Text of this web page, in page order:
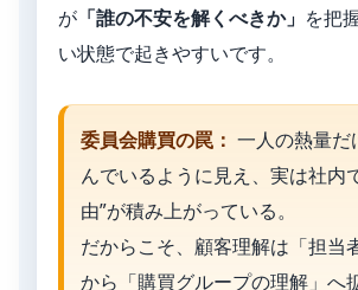
が 「誰の不安を解くべきか」 を把
い状態で起きやすいです。
委員会購買の罠： 一人の熱量だ
んでいるように見え、実は社内
由”が積み上がっている。
だからこそ、顧客理解は「担当
から「購買グループの理解」へ